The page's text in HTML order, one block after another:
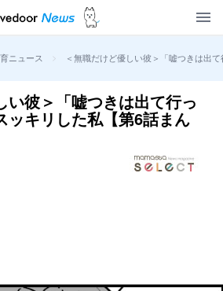
ニュース > ＜無職だけど優しい彼＞「嘘つきは出
い彼＞「嘘つきは出て行っ
ッキリした私【第6話まん